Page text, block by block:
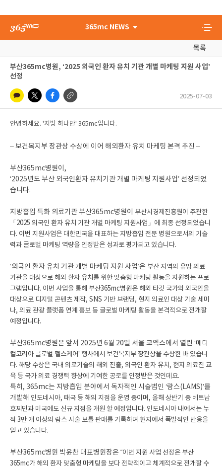
365mc NEWS
목록
부산365mc병원, ‘2025 외국인 환자 유치 기관 개별 마케팅 지원 사업’
선정
2025-07-03
안녕하세요. '지방 하나만' 365mc입니다.
– 보건복지부 장관상 수상에 이어 해외환자 유치 마케팅 본격 추진 –
부산365mc병원이,
‘2025년도 부산 외국인환자 유치기관 개별 마케팅 지원사업’ 선정되었
습니다.
지방흡입 특화 의료기관 부산365mc병원이 부산시경제진흥원이 주관한
「2025 외국인 환자 유치 기관 개별 마케팅 지원사업」에 최종 선정되었습니
다. 이번 지원사업은 대한민국을 대표하는 지방흡입 전문 병원으로서의 기술
력과 글로벌 마케팅 역량을 인정받은 성과로 평가되고 있습니다.
‘외국인 환자 유치 기관 개별 마케팅 지원 사업’은 부산 지역의 유망 의료
기관을 대상으로 해외 환자 유치를 위한 맞춤형 마케팅 활동을 지원하는 프로
그램입니다. 이번 사업을 통해 부산365mc병원은 해외 타깃 국가의 외국인을
대상으로 디지털 콘텐츠 제작, SNS 기반 브랜딩, 현지 의료인 대상 기술 세미
나, 의료 관광 플랫폼 연계 홍보 등 글로벌 마케팅 활동을 본격적으로 전개할
예정입니다.
부산365mc병원은 앞서 2025년 6월 20일 서울 코엑스에서 열린 ‘메디
컬코리아 글로벌 헬스케어’ 행사에서 보건복지부 장관상을 수상한 바 있습니
다. 해당 수상은 국내 의료기술의 해외 진출, 외국인 환자 유치, 현지 의료진 교
육 등 국가 의료 경쟁력 향상에 기여한 공로를 인정받은 것인데요.
특히, 365mc는 지방흡입 분야에서 독자적인 시술법인 ‘람스(LAMS)’를
개발해 인도네시아, 태국 등 해외 지점을 운영 중이며, 올해 상반기 중 베트남
호찌민과 미국에도 신규 지점을 개원 할 예정입니다. 인도네시아 내에서는 누
적 3만 개 이상의 람스 시술 보틀 판매를 기록하며 현지에서 폭발적인 반응을
얻고 있습니다.
부산365mc병원 박윤찬 대표병원장은 “이번 지원 사업 선정은 부산
365mc가 해외 환자 맞춤형 마케팅을 보다 전략적이고 체계적으로 전개할 수